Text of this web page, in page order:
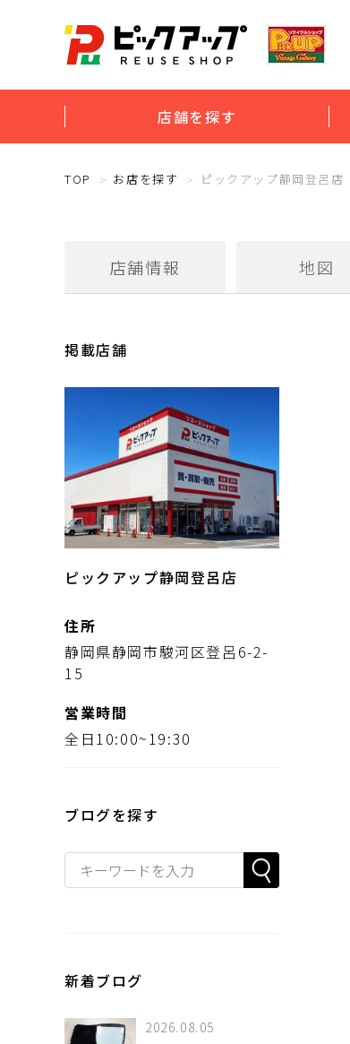
店舗を探す
TOP お店を探す ピックアップ静岡登呂店
店舗情報 地図
掲載店舗
ピックアップ静岡登呂店
住所
静岡県静岡市駿河区登呂6-2-
15
営業時間
全日10:00~19:30
ブログを探す
新着ブログ
2026.08.05